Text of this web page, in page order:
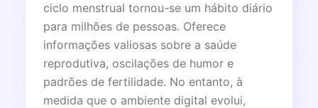
ciclo menstrual tornou-se um hábito diário
para milhões de pessoas. Oferece
informações valiosas sobre a saúde
reprodutiva, oscilações de humor e
padrões de fertilidade. No entanto, à
medida que o ambiente digital evolui,